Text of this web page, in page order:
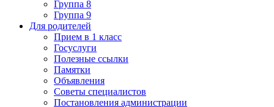
Группа 8
Группа 9
Для родителей
Прием в 1 класс
Госуслуги
Полезные ссылки
Памятки
Объявления
Советы специалистов
Постановления администрации